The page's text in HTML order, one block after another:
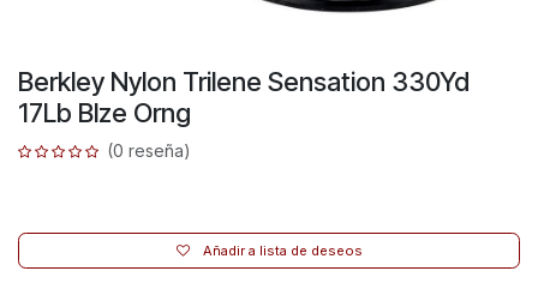
Berkley Nylon Trilene Sensation 330Yd
17Lb Blze Orng
(0 reseña)
Añadir a lista de deseos